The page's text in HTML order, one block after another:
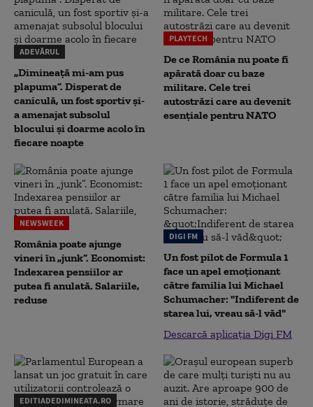
ADEVĂRUL
„Dimineață mi-am pus
plapuma”. Disperat de
caniculă, un fost sportiv și-
a amenajat subsolul
blocului și doarme acolo în
fiecare noapte
PLAYTECH
De ce România nu poate fi
apărată doar cu baze
militare. Cele trei
autostrăzi care au devenit
esențiale pentru NATO
NEWSWEEK
România poate ajunge
vineri în „junk”. Economist:
Indexarea pensiilor ar
putea fi anulată. Salariile,
reduse
DIGI FM
Un fost pilot de Formula 1
face un apel emoționant
către familia lui Michael
Schumacher: "Indiferent de
starea lui, vreau să-l văd"
Descarcă aplicația Digi FM
EDITIADEDIMINEATA.RO